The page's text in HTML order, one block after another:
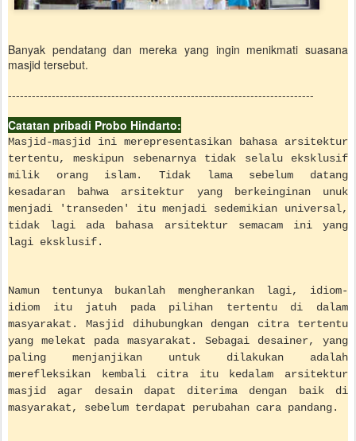
Banyak pendatang dan mereka yang ingin menikmati suasana
masjid tersebut.
-----------------------------------------------------------------------------
Catatan pribadi Probo Hindarto:
Masjid-masjid ini merepresentasikan bahasa arsitektur
tertentu, meskipun sebenarnya tidak selalu eksklusif
milik orang islam. Tidak lama sebelum datang
kesadaran bahwa arsitektur yang berkeinginan unuk
menjadi 'transeden' itu menjadi sedemikian universal,
tidak lagi ada bahasa arsitektur semacam ini yang
lagi eksklusif.
Namun tentunya bukanlah mengherankan lagi, idiom-
idiom itu jatuh pada pilihan tertentu di dalam
masyarakat. Masjid dihubungkan dengan citra tertentu
yang melekat pada masyarakat. Sebagai desainer, yang
paling menjanjikan untuk dilakukan adalah
merefleksikan kembali citra itu kedalam arsitektur
masjid agar desain dapat diterima dengan baik di
masyarakat, sebelum terdapat perubahan cara pandang.